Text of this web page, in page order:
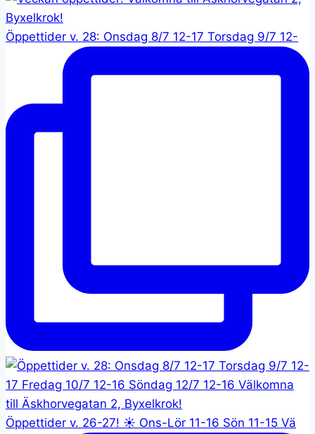
Öppettider v. 28: Onsdag 8/7 12-17 Torsdag 9/7 12-
Öppettider v. 26-27! ☀️ Ons-Lör 11-16 Sön 11-15 Vä